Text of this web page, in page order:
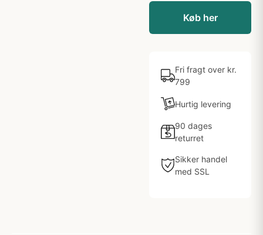
Køb her
Fri fragt over kr.
799
Hurtig levering
90 dages
returret
Sikker handel
med SSL